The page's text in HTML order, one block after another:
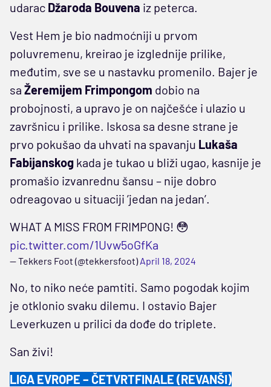
udarac Džaroda Bouvena iz peterca.
Vest Hem je bio nadmoćniji u prvom
poluvremenu, kreirao je izglednije prilike,
međutim, sve se u nastavku promenilo. Bajer je
sa Žeremijem Frimpongom dobio na
probojnosti, a upravo je on najčešće i ulazio u
završnicu i prilike. Iskosa sa desne strane je
prvo pokušao da uhvati na spavanju Lukaša
Fabijanskog kada je tukao u bliži ugao, kasnije je
promašio izvanrednu šansu – nije dobro
odreagovao u situaciji ’jedan na jedan’.
WHAT A MISS FROM FRIMPONG! 😳
pic.twitter.com/1Uvw5oGfKa
— Tekkers Foot (@tekkersfoot)April 18, 2024
No, to niko neće pamtiti. Samo pogodak kojim
je otklonio svaku dilemu. I ostavio Bajer
Leverkuzen u prilici da dođe do triplete.
San živi!
LIGA EVROPE – ČETVRTFINALE (REVANŠI)